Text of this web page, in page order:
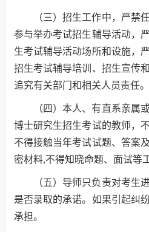
（三）招生工作中，严禁
参与举办考试招生辅导活动，
生考试辅导活动场所和设施，
招生考试辅导培训、招生宣传
追究有关部门和相关人员责任。
（四）本人、有直系亲属
博士研究生招生考试的教师，
不得接触当年考试试题、答案
密材料,不得知晓命题、面试等
（五）导师只负责对考生
是否录取的承诺。如果引起纠
承担。